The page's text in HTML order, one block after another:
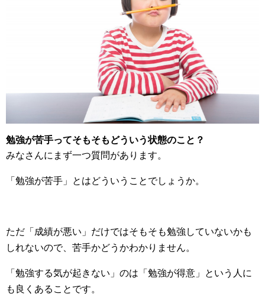
勉強が苦手ってそもそもどういう状態のこと？
みなさんにまず一つ質問があります。
「勉強が苦手」とはどういうことでしょうか。
ただ「成績が悪い」だけではそもそも勉強していないかも
しれないので、苦手かどうかわかりません。
「勉強する気が起きない」のは「勉強が得意」という人に
も良くあることです。